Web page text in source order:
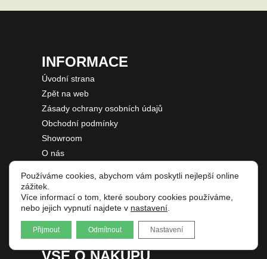
INFORMACE
Úvodní strana
Zpět na web
Zásady ochrany osobních údajů
Obchodní podmínky
Showroom
O nás
VŠE O NÁKUPU
Používáme cookies, abychom vám poskytli nejlepší online
zážitek.
Více informací o tom, které soubory cookies používáme,
nebo jejich vypnutí najdete v nastavení
Přijmout Odmítnout Nastavení